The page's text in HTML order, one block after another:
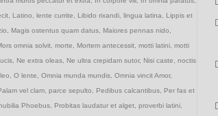
, Latino lente currite Libido rixandi, lingua latina
Lippis et
Magis ostentus quam datus, Maiores pennas nido
omnia solvit, morte Mortem antecessit, motti latini, motti
, Ne extra oleas, Ne ultra crepidam sutor, Nisi caste
noctis
O lente Omnia munda mundis, Omnia vincit Amor,
vel clam, parce sepulto Pedibus calcantibus,
Per fas et
Phoebus, Probitas laudatur et alget, proverbi latini,